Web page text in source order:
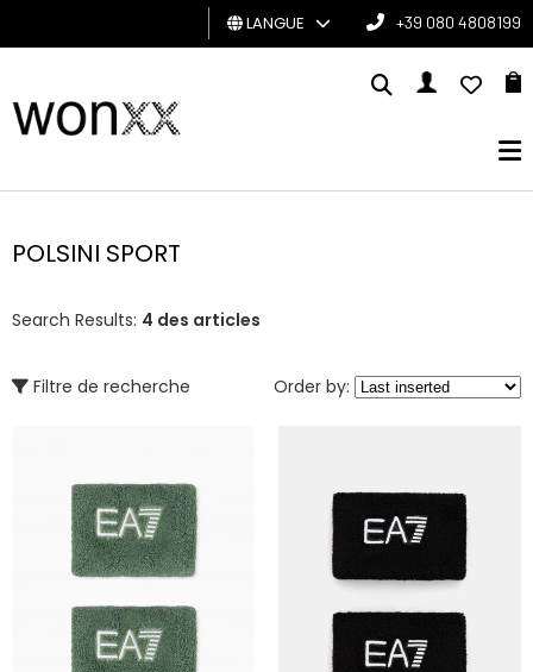
HOMME
CADEAU
LANGUE +39 080 4808199
POLSINI SPORT
Search Results: 4 des articles
Filtre de recherche Order by: